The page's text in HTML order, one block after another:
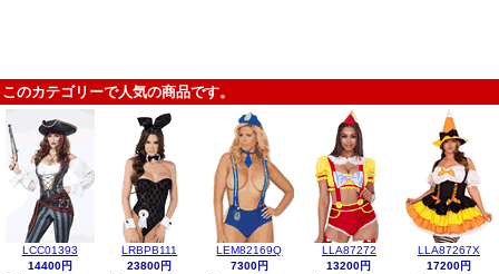
このカテゴリーで人気の商品です。
LCC01393
14400円
LRBPB111
23800円
LEM82169Q
7300円
LLA87272
13200円
LLA87267X
17200円